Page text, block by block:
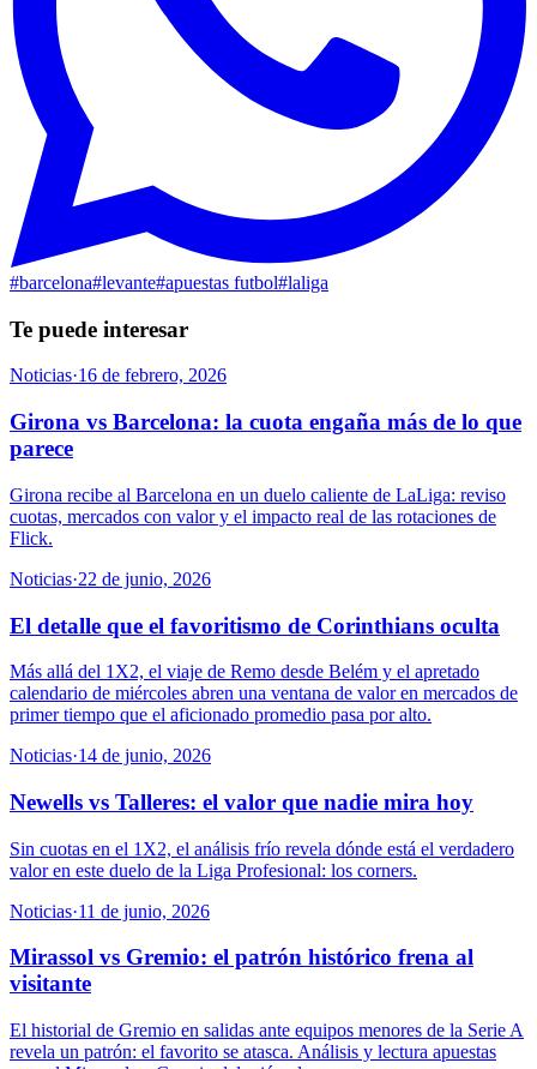
#barcelona#levante#apuestas futbol#laliga
Te puede interesar
Noticias·16 de febrero, 2026
Girona vs Barcelona: la cuota engaña más de lo que
parece
Girona recibe al Barcelona en un duelo caliente de LaLiga: reviso
cuotas, mercados con valor y el impacto real de las rotaciones de
Flick.
Noticias·22 de junio, 2026
El detalle que el favoritismo de Corinthians oculta
Más allá del 1X2, el viaje de Remo desde Belém y el apretado
calendario de miércoles abren una ventana de valor en mercados de
primer tiempo que el aficionado promedio pasa por alto.
Noticias·14 de junio, 2026
Newells vs Talleres: el valor que nadie mira hoy
Sin cuotas en el 1X2, el análisis frío revela dónde está el verdadero
valor en este duelo de la Liga Profesional: los corners.
Noticias·11 de junio, 2026
Mirassol vs Gremio: el patrón histórico frena al
visitante
El historial de Gremio en salidas ante equipos menores de la Serie A
revela un patrón: el favorito se atasca. Análisis y lectura apuestas